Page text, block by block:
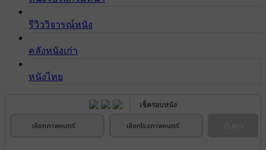
รีวิววิจารณ์หนัง
คลังหนังเก่า
หนังไทย
เช็ครอบหนัง
เลือกภาพยนตร์ เลือกโรงภาพยนตร์